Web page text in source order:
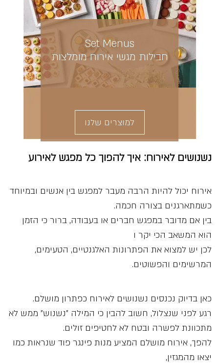
Set Menus
חבילות מגשי אירוח מומלצות
למוצרים שלנו
נשנושים לאירוח: איך להפוך כל מפגש לאירוע
אירוח יכול להיות הרבה מעבר למפגש בין אנשים ובמיוחד
כשמתארגנים בצורה חכמה.
בין אם מדובר במפגש חברים או בעבודה, ברור כי הזמן
הוא המשאב הכי יקר ו
לכן יש למצוא את הפתרונות האלגנטיים, הטעימים,
המרשימים והפשוטים.
כאן בדיוק נכנסים נשנושים לאירוח כפתרון מושלם.
רגע לפני שנצלול, חשוב להבין כי המילה ״נשנוש״ ממש לא
מתכוונת לפשרה ובטח לא לחטיפים זולים.
להפך, אירוח מושלם המציע מנות פינגר פוד שנראות כמו
יצאו מהמגזין,